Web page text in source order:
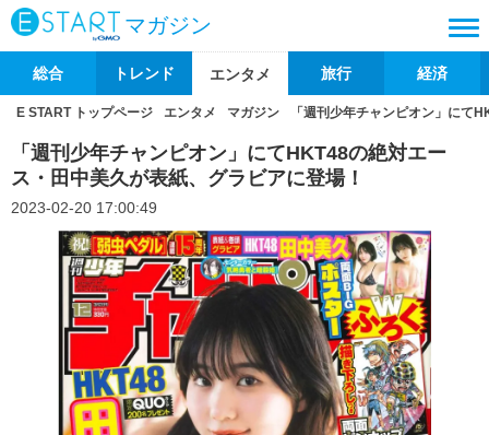
マガジン
総合 トレンド エンタメ 旅行 経済
E START トップページ エンタメ マガジン 「週刊少年チャンピオン」にて
「週刊少年チャンピオン」にてHKT48の絶対エー
ス・田中美久が表紙、グラビアに登場！
2023-02-20 17:00:49